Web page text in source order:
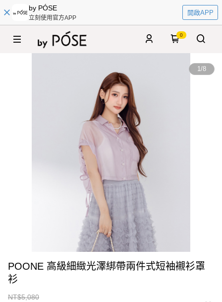
by PÓSE
立刻使用官方APP
開啟APP
0
1/8
POONE 高級細緻光澤綁帶兩件式短袖襯衫罩
衫
NT$5,080